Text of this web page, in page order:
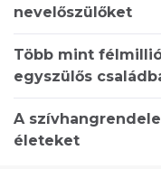
nevelőszülőket
Több mint
egyszülős
A
életeket